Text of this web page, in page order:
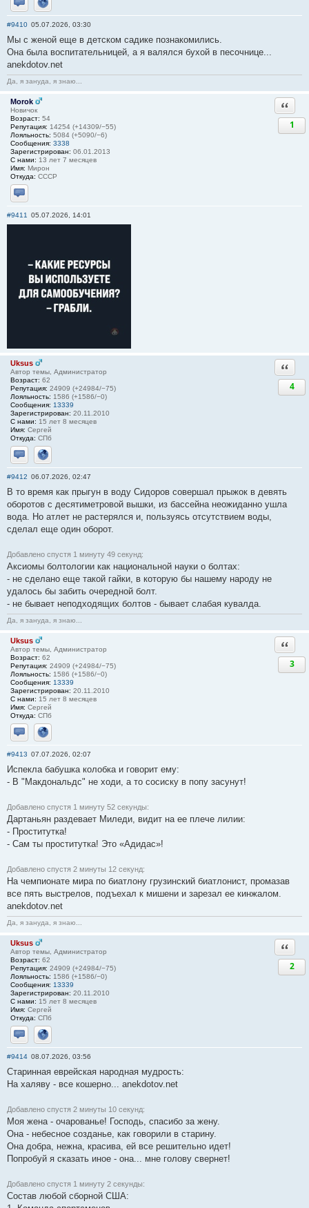
Отправить личное сообщение
Сайт
#9410 05.07.2026, 03:30
Мы с женой еще в детском садике познакомились.
Она была воспитательницей, а я валялся бухой в песочнице...
anekdotov.net
Да, я зануда, я знаю...
Morok
Новичок
Возраст: 54
Репутация: 14254 (+14309/−55)
Лояльность: 5084 (+5090/−6)
Сообщения: 3338
Зарегистрирован: 06.01.2013
С нами: 13 лет 7 месяцев
Имя: Мирон
Откуда: СССР
Отправить личное сообщение
1
#9411 05.07.2026, 14:01
Uksus
Автор темы, Администратор
Возраст: 62
Репутация: 24909 (+24984/−75)
Лояльность: 1586 (+1586/−0)
Сообщения: 13339
Зарегистрирован: 20.11.2010
С нами: 15 лет 8 месяцев
Имя: Сергей
Откуда: СПб
Отправить личное сообщение
Сайт
4
#9412 06.07.2026, 02:47
В то время как прыгун в воду Сидоров совершал прыжок в девять
оборотов с десятиметровой вышки, из бассейна неожиданно ушла
вода. Но атлет не растерялся и, пользуясь отсутствием воды,
сделал еще один оборот.
Добавлено спустя 1 минуту 49 секунд:
Аксиомы болтологии как национальной науки о болтах:
- не сделано еще такой гайки, в которую бы нашему народу не
удалось бы забить очередной болт.
- не бывает неподходящих болтов - бывает слабая кувалда.
Да, я зануда, я знаю...
Uksus
Автор темы, Администратор
Возраст: 62
Репутация: 24909 (+24984/−75)
Лояльность: 1586 (+1586/−0)
Сообщения: 13339
Зарегистрирован: 20.11.2010
С нами: 15 лет 8 месяцев
Имя: Сергей
Откуда: СПб
Отправить личное сообщение
Сайт
3
#9413 07.07.2026, 02:07
Испекла бабушка колобка и говорит ему:
- В "Макдональдс" не ходи, а то сосиску в попу засунут!
Добавлено спустя 1 минуту 52 секунды:
Дартаньян раздевает Миледи, видит на ее плече лилии:
- Проститутка!
- Сам ты проститутка! Это «Адидас»!
Добавлено спустя 2 минуты 12 секунд:
На чемпионате мира по биатлону грузинский биатлонист, промазав
все пять выстрелов, подъехал к мишени и зарезал ее кинжалом.
anekdotov.net
Да, я зануда, я знаю...
Uksus
Автор темы, Администратор
Возраст: 62
Репутация: 24909 (+24984/−75)
Лояльность: 1586 (+1586/−0)
Сообщения: 13339
Зарегистрирован: 20.11.2010
С нами: 15 лет 8 месяцев
Имя: Сергей
Откуда: СПб
Отправить личное сообщение
Сайт
2
#9414 08.07.2026, 03:56
Старинная еврейская народная мудрость:
На халяву - все кошерно... anekdotov.net
Добавлено спустя 2 минуты 10 секунд:
Моя жена - очарованье! Господь, спасибо за жену.
Она - небесное созданье, как говорили в старину.
Она добра, нежна, красива, ей все решительно идет!
Попробуй я сказать иное - она... мне голову свернет!
Добавлено спустя 1 минуту 2 секунды:
Состав любой сборной США: